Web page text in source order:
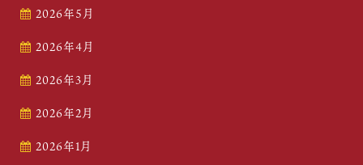
2026年5月
2026年4月
2026年3月
2026年2月
2026年1月